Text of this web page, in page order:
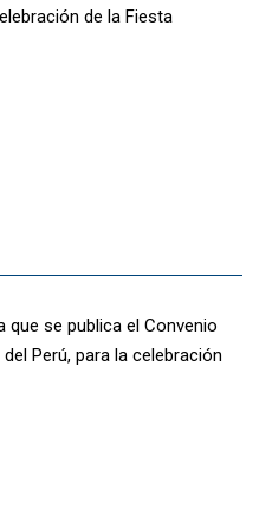
de la Fiesta
que se publica el Convenio
Perú, para la celebración